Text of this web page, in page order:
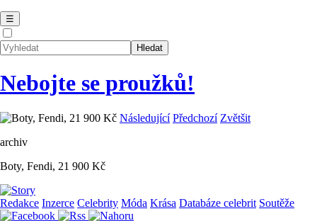
☰
Nebojte se proužků!
Následující Předchozí Zvětšit
archiv
Boty, Fendi, 21 900 Kč
Redakce Inzerce Celebrity Móda Krása Databáze celebrit Soutěže